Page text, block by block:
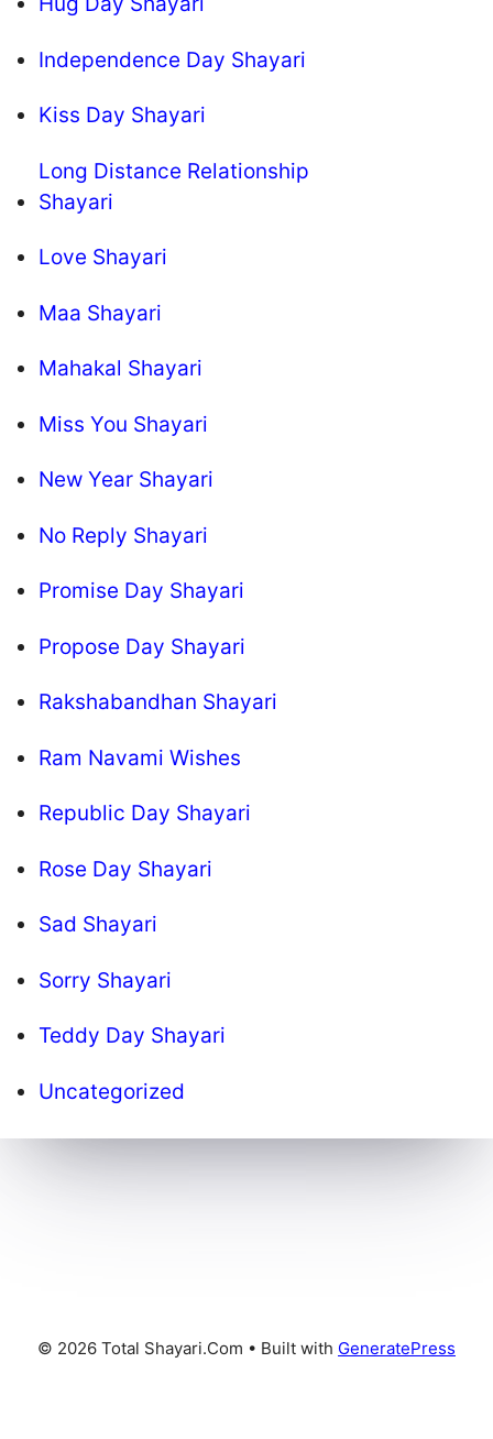
Independence Day Shayari
Kiss Day Shayari
Long Distance Relationship
Shayari
Love Shayari
Maa Shayari
Mahakal Shayari
Miss You Shayari
New Year Shayari
No Reply Shayari
Promise Day Shayari
Propose Day Shayari
Rakshabandhan Shayari
Ram Navami Wishes
Republic Day Shayari
Rose Day Shayari
Sad Shayari
Sorry Shayari
Teddy Day Shayari
Uncategorized
© 2026 Total Shayari.Com • Built with GeneratePress